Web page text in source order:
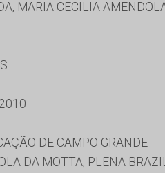
MARIA CECILIA
DE CAMPO GRANDE
DA MOTTA, PLENA